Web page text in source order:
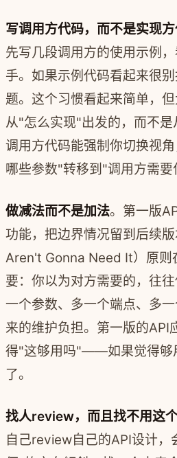
写调用方代码，而不是实现
先写几段调用方的使用示例
手。如果示例代码看起来很
题。这个习惯看起来简单，
从"怎么实现"出发的，而不
调用方代码能强制你切换视
哪些参数"转移到"调用方需要
做减法而不是加法。第一版
功能，把边界情况留到后续
Aren't Gonna Need It）原则
要：你以为对方需要的，往
一个参数、多一个端点、多
来的维护负担。第一版的API
得"这够用吗"——如果觉得够
了。
找人review，而且找不用这
自己review自己的API设计，